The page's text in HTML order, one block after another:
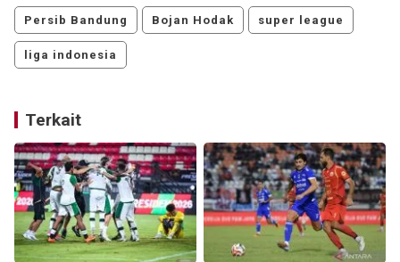
Persib Bandung Bojan Hodak super league
liga indonesia
Terkait